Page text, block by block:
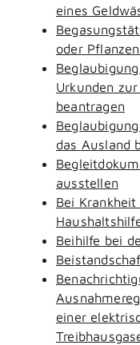
eines
oder
Urkunden
beantragen
das Ausland
ausstellen
Bei
Beihilfe bei
einer